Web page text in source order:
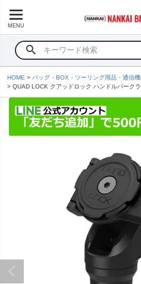
MENU
HOME
バッグ・BOX・ツーリング用品・通信
QUAD LOCK クアッドロック ハンドルバーク